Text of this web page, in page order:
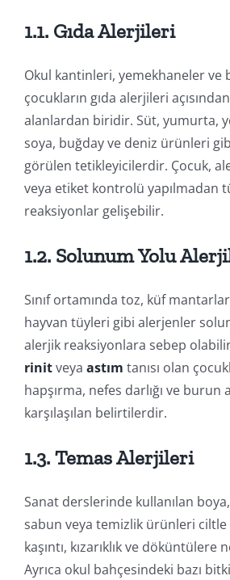
1.1. Gıda Alerjileri
Okul kantinleri, yemekhaneler ve
çocukların gıda alerjileri
alanlardan biridir. Süt, yumurta, yer
soya, buğday ve deniz ürünleri
görülen tetikleyicilerdir. Çocuk,
veya etiket kontrolü yapılmadan
reaksiyonlar gelişebilir.
1.2. Solunum Yolu
Sınıf ortamında toz, küf
hayvan tüyleri gibi alerjenler
alerjik reaksiyonlara sebep
rinitveya astım tanısı olan
hapşırma, nefes darlığı ve burun
karşılaşılan belirtilerdir.
1.3. Temas Alerjileri
Sanat derslerinde kullanılan boya,
sabun veya temizlik ürünleri
kaşıntı, kızarıklık ve döküntülere
Ayrıca okul bahçesindeki bazı